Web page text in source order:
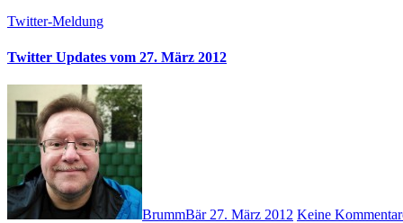
Twitter-Meldung
Twitter Updates vom 27. März 2012
BrummBär 27. März 2012 Keine